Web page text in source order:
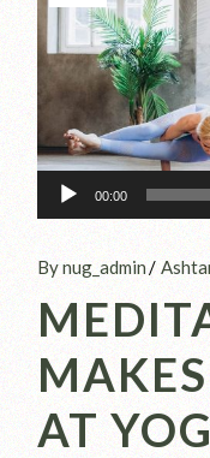
Audio-
Player
00:00
By nug_admin
AT